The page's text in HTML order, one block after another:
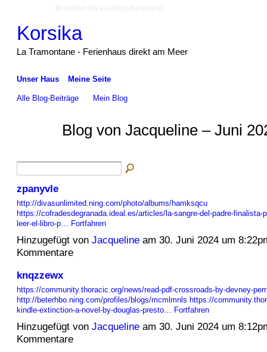
Korsika
La Tramontane - Ferienhaus direkt am Meer
Unser Haus Meine Seite
Alle Blog-Beiträge Mein Blog
Blog von Jacqueline – Juni
zpanyvle
http://divasunlimited.ning.com/photo/albums/hamksqcu
https://cofradesdegranada.ideal.es/articles/la-sangre-del-padre-finalista-
leer-el-libro-p…
Fortfahren
Hinzugefügt von Jacquelineam 30. Juni 2024 um
Kommentare
knqzzewx
https://community.thoracic.org/news/read-pdf-crossroads-by-devney-perr
http://beterhbo.ning.com/profiles/blogs/mcmlmnls https://
kindle-extinction-a-novel-by-douglas-presto…
Fortfahren
Hinzugefügt von Jacquelineam 30. Juni 2024 um
Kommentare